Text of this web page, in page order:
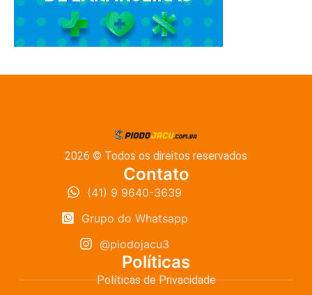
2026 © Todos os direitos reservados
Contato
(41) 9 9640-3639
Grupo do Whatsapp
@piodojacu3
Políticas
Políticas de Privacidade